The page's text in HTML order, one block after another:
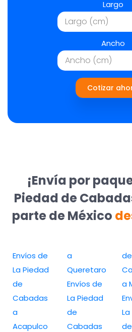
Largo
Ancho
Cotizar
¡Envía por
Piedad de
parte de México
Envíos de
La Piedad
de
Cabadas
a
Acapulco
a
Queretaro
Envíos de
La Piedad
de
Cabadas
de
a
de